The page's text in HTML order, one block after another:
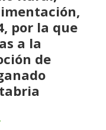
por la que
a la
de